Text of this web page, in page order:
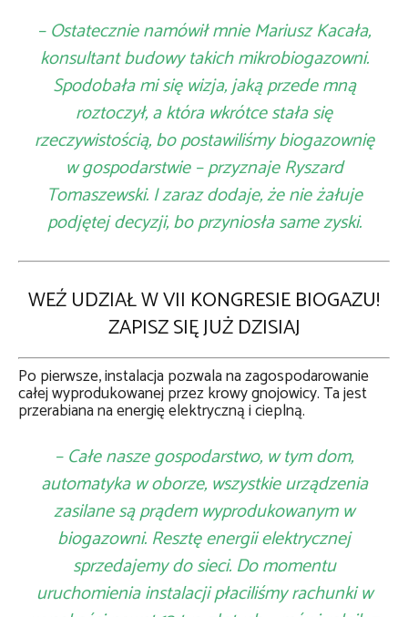
– Ostatecznie namówił mnie Mariusz Kacała,
konsultant budowy takich mikrobiogazowni.
Spodobała mi się wizja, jaką przede mną
roztoczył, a która wkrótce stała się
rzeczywistością, bo postawiliśmy biogazownię
w gospodarstwie – przyznaje Ryszard
Tomaszewski. I zaraz dodaje, że nie żałuje
podjętej decyzji, bo przyniosła same zyski.
WEŹ UDZIAŁ W VII KONGRESIE BIOGAZU!
ZAPISZ SIĘ JUŻ DZISIAJ
Po pierwsze, instalacja pozwala na zagospodarowanie
całej wyprodukowanej przez krowy gnojowicy. Ta jest
przerabiana na energię elektryczną i cieplną.
– Całe nasze gospodarstwo, w tym dom,
automatyka w oborze, wszystkie urządzenia
zasilane są prądem wyprodukowanym w
biogazowni. Resztę energii elektrycznej
sprzedajemy do sieci. Do momentu
uruchomienia instalacji płaciliśmy rachunki w